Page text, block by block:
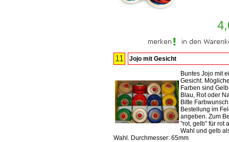
11 Jojo mit Gesicht
Buntes Jojo mit
Gesicht.
Farben sind
Blau, Rot oder
Bitte
Bestellung im
angeben. Zum
"rot, gelb" für rot
Wahl und gelb
Wahl. Durchmesser: 65mm